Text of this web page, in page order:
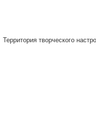
Территория творческого